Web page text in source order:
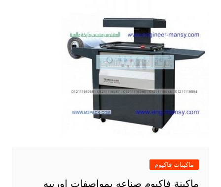
ماكينات فاكيوم
ماكينة فاكيوم صناعه بمواصفات اوربيه